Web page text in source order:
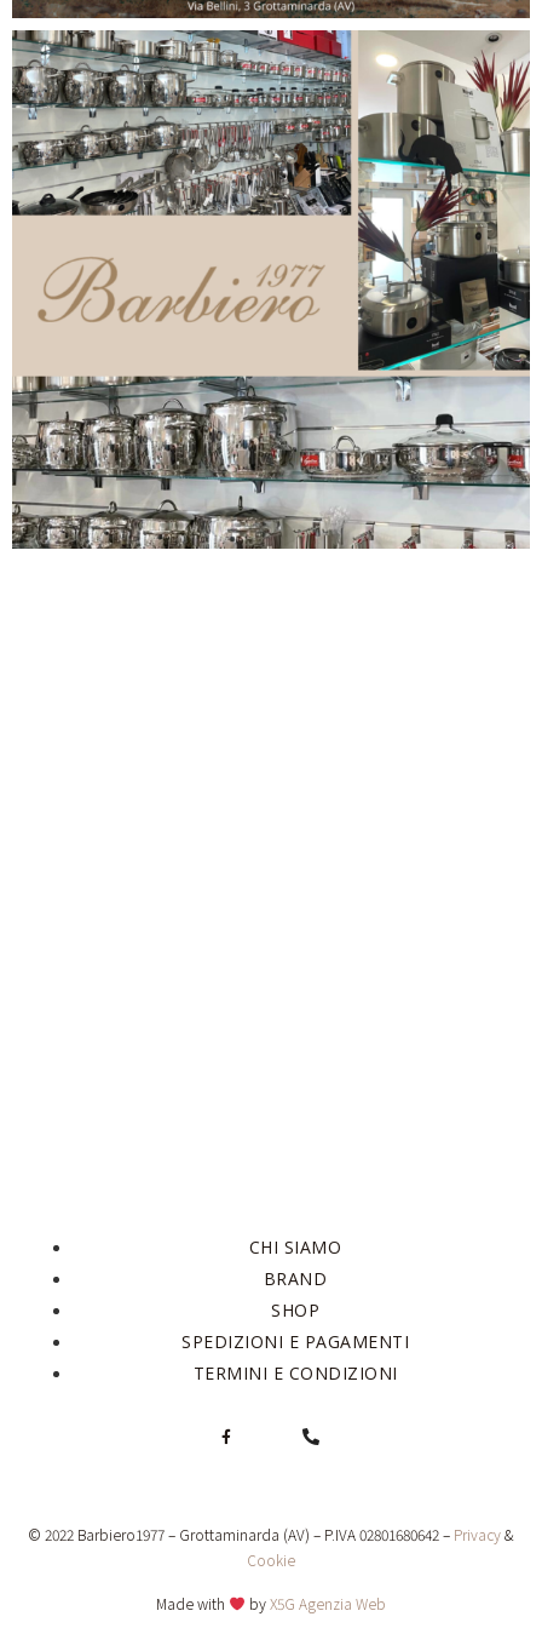
CHI SIAMO
BRAND
SHOP
SPEDIZIONI E PAGAMENTI
TERMINI E CONDIZIONI
© 2022 Barbiero1977 – Grottaminarda (AV) – P.IVA 02801680642 – Privacy&
Cookie
Made with byX5G Agenzia Web